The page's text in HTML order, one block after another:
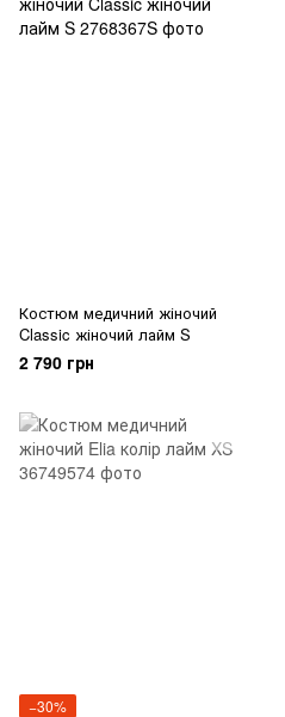
Костюм медичний жіночий
Classic жіночий лайм S
2 790 грн
−30%